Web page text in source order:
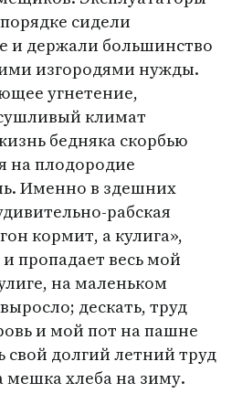
сидели
и держали большинство
изгородями нужды.
угнетение,
климат
бедняка скорбью
на плодородие
Именно в здешних
рабская
кормит, а кулига»,
и пропадает весь мой
на маленьком
дескать, труд
и мой пот на пашне
свой долгий летний труд
мешка хлеба на зиму.